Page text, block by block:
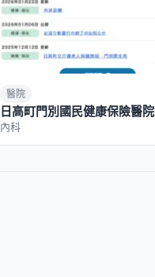
醫院
日高町門別國民健康保險醫院
內科